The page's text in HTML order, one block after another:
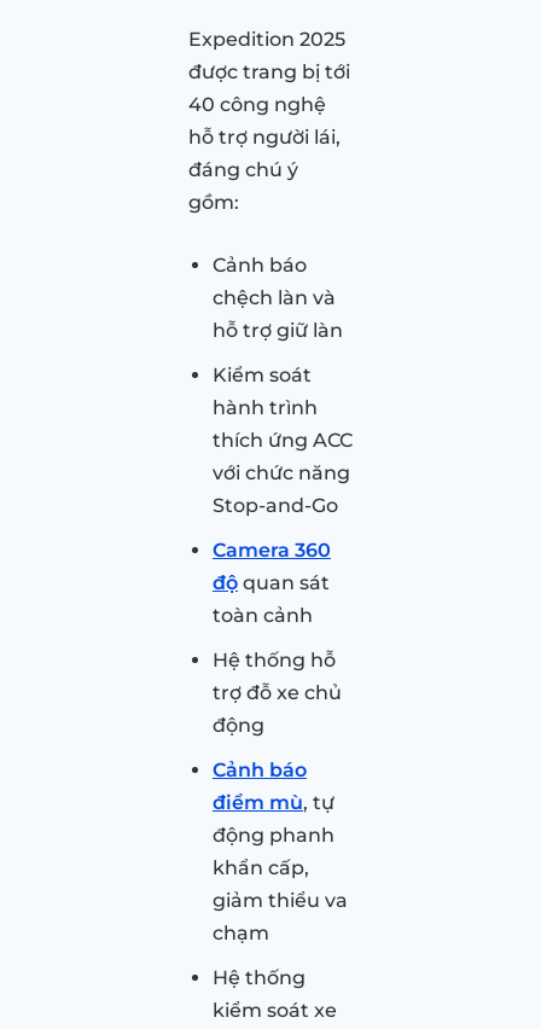
Expedition 2025
được trang bị tới
40 công nghệ
hỗ trợ người lái,
đáng chú ý
gồm:
Cảnh báo
chệch làn và
hỗ trợ giữ làn
Kiểm soát
hành trình
thích ứng ACC
với chức năng
Stop-and-Go
Camera 360
độ quan sát
toàn cảnh
Hệ thống hỗ
trợ đỗ xe chủ
động
Cảnh báo
điểm mù, tự
động phanh
khẩn cấp,
giảm thiểu va
chạm
Hệ thống
kiểm soát xe